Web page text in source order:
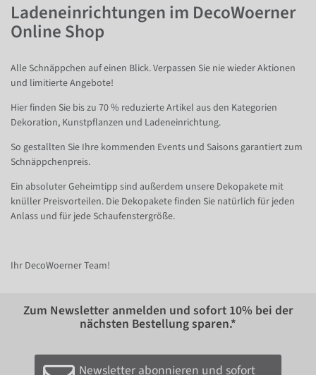
Ladeneinrichtungen im DecoWoerner
Online Shop
Alle Schnäppchen auf einen Blick. Verpassen Sie nie wieder Aktionen
und limitierte Angebote!
Hier finden Sie bis zu 70 % reduzierte Artikel aus den Kategorien
Dekoration, Kunstpflanzen und Ladeneinrichtung.
So gestallten Sie Ihre kommenden Events und Saisons garantiert zum
Schnäppchenpreis.
Ein absoluter Geheimtipp sind außerdem unsere Dekopakete mit
knüller Preisvorteilen. Die Dekopakete finden Sie natürlich für jeden
Anlass und für jede Schaufenstergröße.
Ihr DecoWoerner Team!
Zum Newsletter anmelden und sofort 10% bei der
nächsten Bestellung sparen.*
Newsletter abonnieren und sofort